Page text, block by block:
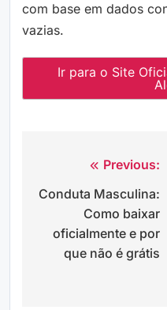
com base em dados
vazias.
Ir para o Site
Navegação
de
Post
Previous:
Conduta Masculina:
Como baixar
oficialmente e por
que não é grátis